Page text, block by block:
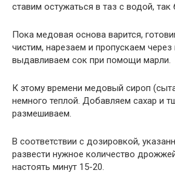
ставим остужаться в таз с водой, так
Пока медовая основа варится,
чистим, нарезаем и пропускаем
выдавливаем сок при помощи марли.
К этому времени медовый сироп
немного теплой. Добавляем сахар и
размешиваем.
В соответствии с дозировкой,
развести нужное количество
настоять минут 15-20.